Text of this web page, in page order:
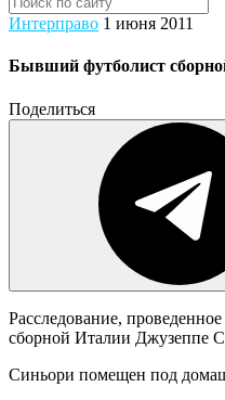
Интерправо 1 июня 2011
Бывший футболист
Поделиться
Расследование,
сборной Италии Джузеппе
Синьори помещен под